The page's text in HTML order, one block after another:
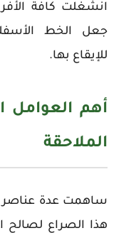
انشغلت كافة
جعل الخط
للإيقاع بها.
أهم العوامل
الملاحقة
ساهمت عدة عناصر
هذا الصراع